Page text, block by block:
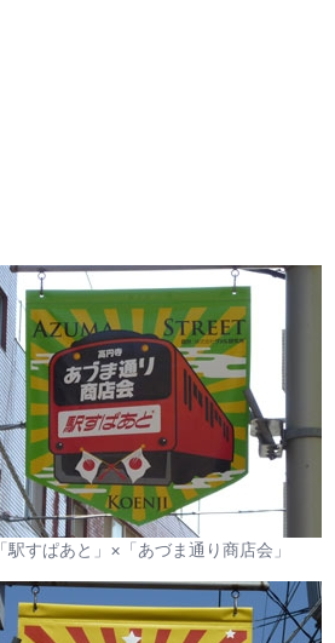
「駅すぱあと」×「あづま通り商店会」